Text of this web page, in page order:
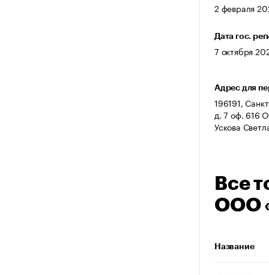
2 февраля
Дата гос.
7 октября
Адрес для
196191,
д. 7 оф. 616
Ускова
Все
ООО
Название